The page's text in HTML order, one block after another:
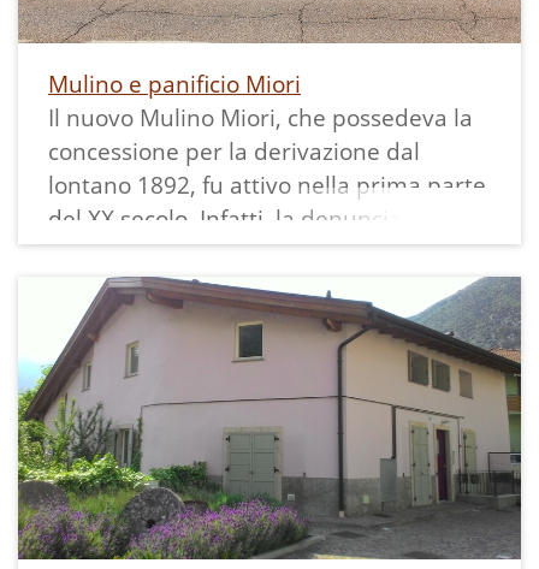
Mulino e panificio Miori
Il nuovo Mulino Miori, che possedeva la
concessione per la derivazione dal
lontano 1892, fu attivo nella prima parte
del XX secolo. Infatti, la denuncia del suo
accatastamento, a nome di Giuseppe ed
Emanuele Miori, figli del mugnaio
Giacomo Gioacchino impiegato presso il
“Mòlin dei Pradi”, risale all’anno 1902 e
la costruzione dell’edificio al 1901, come
evidenziato dalla data incisa sul portone
d’ingresso.
Il Nuovo Mulino di Giuseppe Miori, nato
con il sistema a cilindri, era in grado di
macinare in un’ora la stessa quantità di